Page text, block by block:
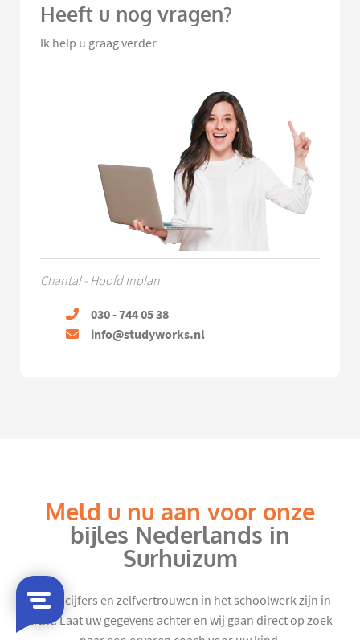
Heeft u nog vragen?
Ik help u graag verder
Chantal - Hoofd Inplan
030 - 744 05 38
info@studyworks.nl
Meld u nu aan voor onze
bijles Nederlands in
Surhuizum
Mooie cijfers en zelfvertrouwen in het schoolwerk zijn in
zicht. Laat uw gegevens achter en wij gaan direct op zoek